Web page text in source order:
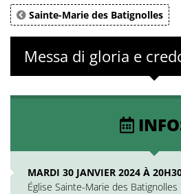
Sainte-Marie des Batignolles
Messa di gloria e
MARDI 30 JANVIER 2024 À
Église Sainte-Marie des